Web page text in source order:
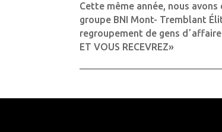
Cette même année, nous avons
groupe BNI Mont- Tremblant
regroupement de gens
ET VOUS RECEVREZ»